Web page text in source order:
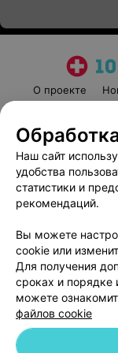
О проекте
Наш сайт
удобства
статистики и
рекомендаций.
Вы можете
cookie или
Для получения
сроках и порядке
можете
файлов cookie